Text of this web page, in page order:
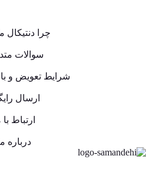
چرا دنتیکال
سوالات
شرایط تعویض و
ارسال
ارتباط با
درباره